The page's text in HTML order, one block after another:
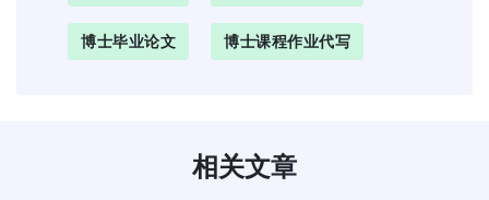
博士毕业论文 博士课程作业代写
相关文章